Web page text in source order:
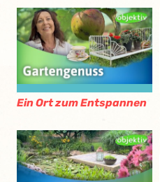
Ein Ort zum Entspannen